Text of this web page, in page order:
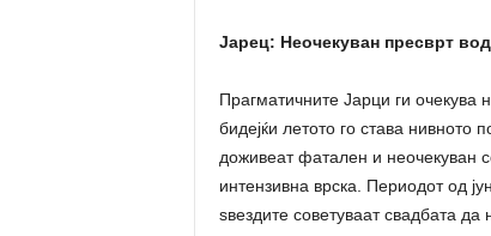
Јарец: Неочекуван пресврт
Прагматичните Јарци ги очекува
бидејќи летото го става
доживеат фатален и неочекуван
интензивна врска. Периодот од
ѕвездите советуваат свадбата